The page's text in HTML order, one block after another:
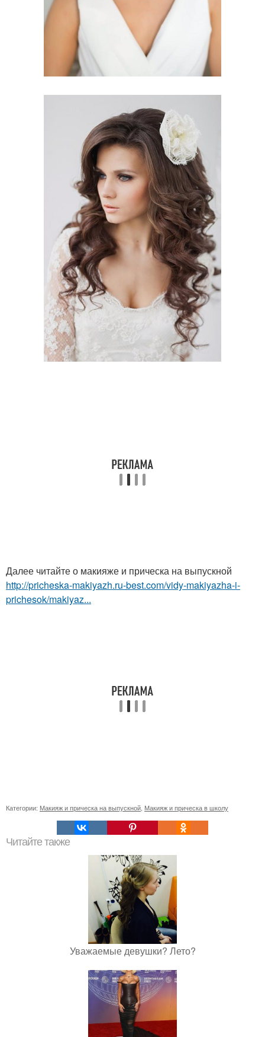
Далее читайте о макияже и прическа на выпускной
http://pricheska-makiyazh.ru-best.com/vidy-makiyazha-i-
prichesok/makiyaz...
Категории: Макияж и прическа на выпускной Макияж и прическа в школу
Читайте также
Уважаемые девушки? Лето?